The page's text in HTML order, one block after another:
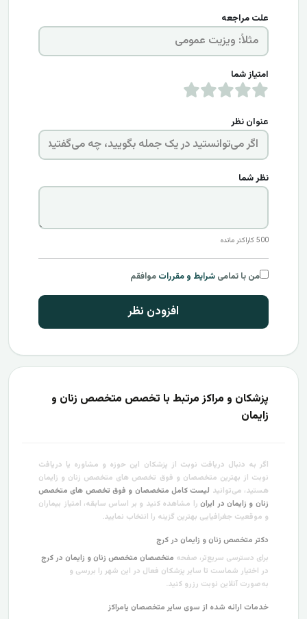
علت مراجعه
امتیاز شما
عنوان نظر
نظر شما
500کاراکتر مانده
من با تمامیشرایط و مقررات موافقم
افزودن نظر
پزشکان و مراکز مرتبط با تخصص متخصص زنان و
زایمان
اگر به دنبال دریافت نوبت از پزشکان این حوزه و مشاوره یا دریافت
نوبت از بهترین متخصصان و فوق تخصص های متخصص زنان و زایمان
هستید، می‌توانید لیست کامل متخصصان و فوق تخصص های متخصص
زنان و زایمان در ایرانرا مشاهده کنید و بر اساس سابقه، امتیاز بیماران
و موقعیت جغرافیایی بهترین گزینه را انتخاب نمایید.
دکتر متخصص زنان و زایمان در کرج
برای دسترسی سریع‌تر، صفحه متخصصان متخصص زنان و زایمان در کرج
در اختیار شماست تا سایر پزشکان فعال در این شهر را بررسی و
به‌صورت آنلاین نوبت رزرو کنید.
خدمات ارائه شده از سوی سایر متخصصان یامراکز